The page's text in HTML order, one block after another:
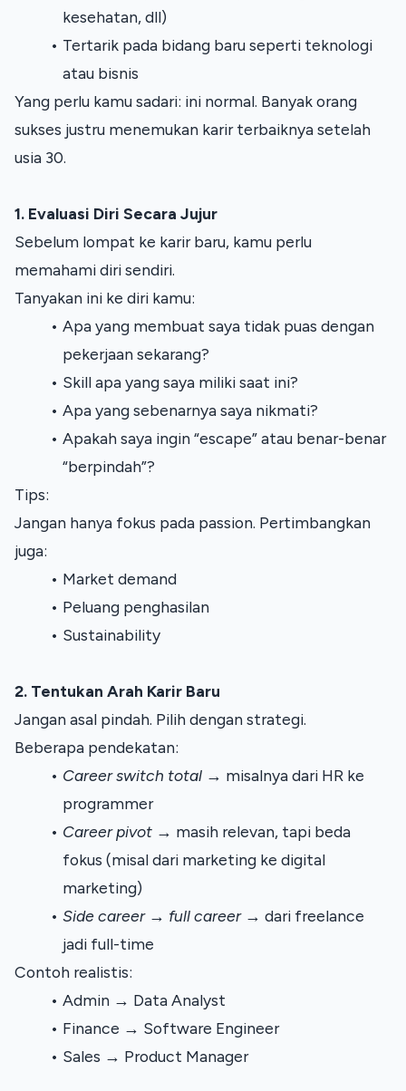
kesehatan, dll)
Tertarik pada bidang baru seperti teknologi
atau bisnis
Yang perlu kamu sadari: ini normal. Banyak orang
sukses justru menemukan karir terbaiknya setelah
usia 30.
1. Evaluasi Diri Secara Jujur
Sebelum lompat ke karir baru, kamu perlu
memahami diri sendiri.
Tanyakan ini ke diri kamu:
Apa yang membuat saya tidak puas dengan
pekerjaan sekarang?
Skill apa yang saya miliki saat ini?
Apa yang sebenarnya saya nikmati?
Apakah saya ingin “escape” atau benar-benar
“berpindah”?
Tips:
Jangan hanya fokus pada passion. Pertimbangkan
juga:
Market demand
Peluang penghasilan
Sustainability
2. Tentukan Arah Karir Baru
Jangan asal pindah. Pilih dengan strategi.
Beberapa pendekatan:
Career switch total → misalnya dari HR ke
programmer
Career pivot → masih relevan, tapi beda
fokus (misal dari marketing ke digital
marketing)
Side career → full career → dari freelance
jadi full-time
Contoh realistis:
Admin → Data Analyst
Finance → Software Engineer
Sales → Product Manager